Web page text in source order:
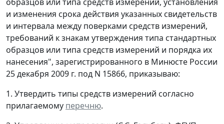
образцов или типа средств измерений, установления
и изменения срока действия указанных свидетельств
и интервала между поверками средств измерений,
требований к знакам утверждения типа стандартных
образцов или типа средств измерений и порядка их
нанесения", зарегистрированного в Минюсте России
25 декабря 2009 г. под N 15866, приказываю:
1. Утвердить типы средств измерений согласно
прилагаемому перечню.